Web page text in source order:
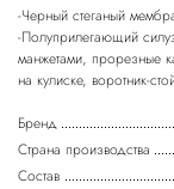
-Черный стеганый
-Полуприлегающий
манжетами, прорезные
Бренд
Страна производства
Состав